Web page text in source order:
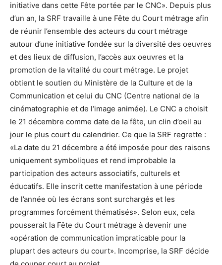
initiative dans cette Fête portée par le CNC». Depuis plus
d’un an, la SRF travaille à une Fête du Court métrage afin
de réunir l’ensemble des acteurs du court métrage
autour d’une initiative fondée sur la diversité des oeuvres
et des lieux de diffusion, l’accès aux oeuvres et la
promotion de la vitalité du court métrage. Le projet
obtient le soutien du Ministère de la Culture et de la
Communication et celui du CNC (Centre national de la
cinématographie et de l‘image animée). Le CNC a choisit
le 21 décembre comme date de la fête, un clin d’oeil au
jour le plus court du calendrier. Ce que la SRF regrette :
«La date du 21 décembre a été imposée pour des raisons
uniquement symboliques et rend improbable la
participation des acteurs associatifs, culturels et
éducatifs. Elle inscrit cette manifestation à une période
de l’année où les écrans sont surchargés et les
programmes forcément thématisés». Selon eux, cela
pousserait la Fête du Court métrage à devenir une
«opération de communication impraticable pour la
plupart des acteurs du court». Incomprise, la SRF décide